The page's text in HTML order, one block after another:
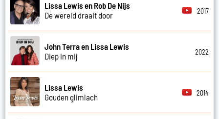
Lissa Lewis en Rob De Nijs
De wereld draait door
2017
John Terra en Lissa Lewis
Diep in mij
2022
Lissa Lewis
Gouden glimlach
2014